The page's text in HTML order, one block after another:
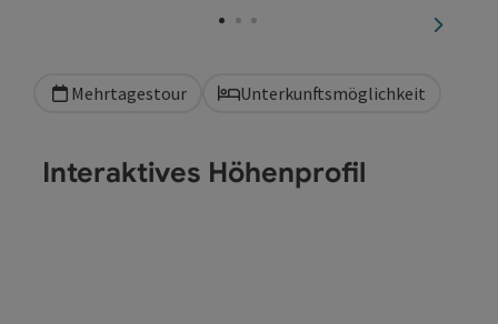
Mehrtagestour Unterkunftsmöglichkeit
Interaktives Höhenprofil